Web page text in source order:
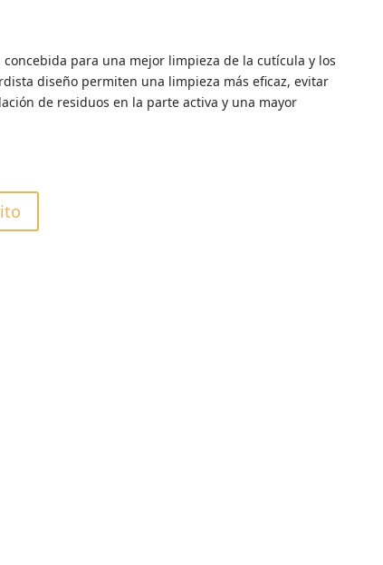
concebida para una mejor limpieza de la cutícula y los
diseño permiten una limpieza más eficaz, evitar
de residuos en la parte activa y una mayor